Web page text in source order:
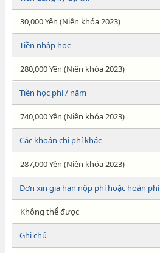
30,000 Yên (Niên khóa 2023)
Tiền nhập học
280,000 Yên (Niên khóa 2023)
Tiền học phí / năm
740,000 Yên (Niên khóa 2023)
Các khoản chi phí khác
287,000 Yên (Niên khóa 2023)
Đơn xin gia hạn nộp phí hoặc hoàn phí
Không thể được
Ghi chú